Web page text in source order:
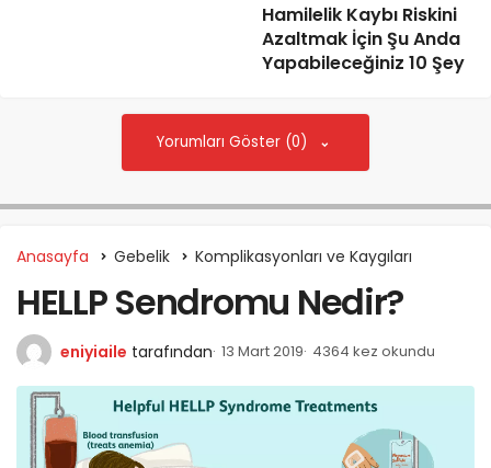
Hamilelik Kaybı Riskini
Azaltmak İçin Şu Anda
Yapabileceğiniz 10 Şey
Yorumları Göster (0)
Anasayfa Gebelik Komplikasyonları ve Kaygıları
HELLP Sendromu Nedir?
eniyiaile tarafından 13 Mart 2019 4364 kez okundu